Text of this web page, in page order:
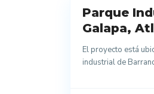
Parque
Galapa,
El proyecto está
industrial de